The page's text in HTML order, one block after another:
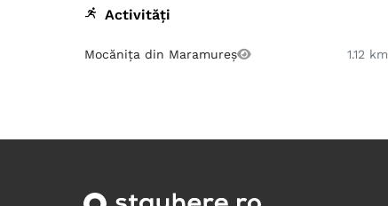
Activități
Mocănița din Maramureș 1.12 km